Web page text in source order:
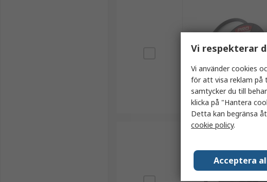
Vi respekterar
Vi använder cookies
för att visa reklam på
samtycker du till
klicka på "Hantera
Detta kan begränsa
cookie policy.
Acceptera